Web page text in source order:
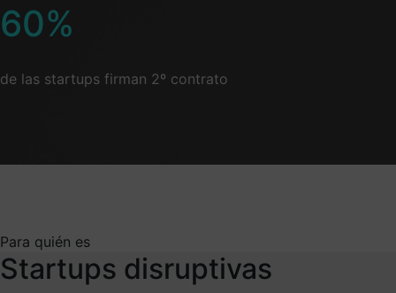
60%
de las startups firman 2º contrato
Para quién es
Startups disruptivas